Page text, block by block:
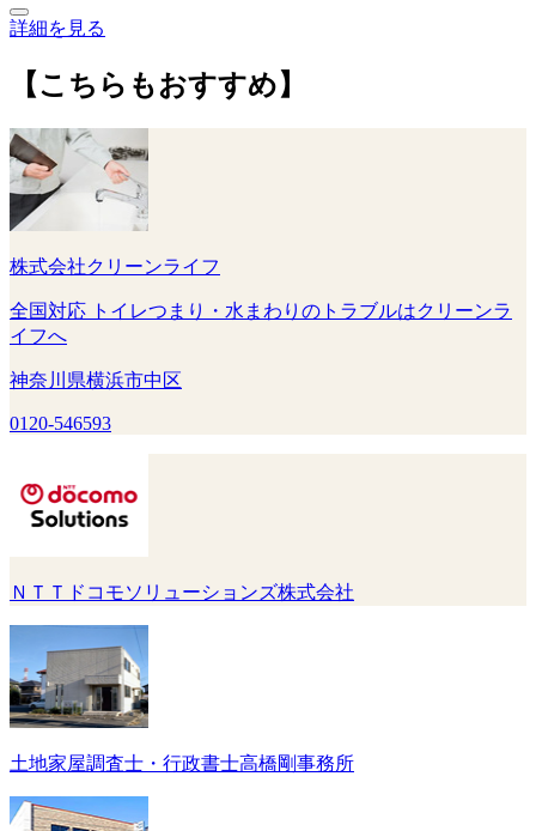
詳細を見る
【こちらもおすすめ】
株式会社クリーンライフ
全国対応 トイレつまり・水まわりのトラブルはクリーンラ
イフへ
神奈川県横浜市中区
0120-546593
ＮＴＴドコモソリューションズ株式会社
土地家屋調査士・行政書士高橋剛事務所